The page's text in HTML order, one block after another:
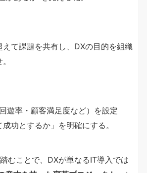
て課題を共有し、DXの目的を組織
遊率・顧客満足度など）を設定
功とするか」を明確にする。
むことで、DXが単なるIT導入では